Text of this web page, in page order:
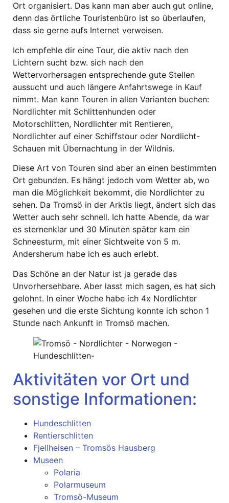
Ort organisiert. Das kann man aber auch gut online,
denn das örtliche Touristenbüro ist so überlaufen,
dass sie gerne aufs Internet verweisen.
Ich empfehle dir eine Tour, die aktiv nach den
Lichtern sucht bzw. sich nach den
Wettervorhersagen entsprechende gute Stellen
aussucht und auch längere Anfahrtswege in Kauf
nimmt. Man kann Touren in allen Varianten buchen:
Nordlichter mit Schlittenhunden oder
Motorschlitten, Nordlichter mit Rentieren,
Nordlichter auf einer Schiffstour oder Nordlicht-
Schauen mit Übernachtung in der Wildnis.
Diese Art von Touren sind aber an einen bestimmten
Ort gebunden. Es hängt jedoch vom Wetter ab, wo
man die Möglichkeit bekommt, die Nordlichter zu
sehen. Da Tromsö in der Arktis liegt, ändert sich das
Wetter auch sehr schnell. Ich hatte Abende, da war
es sternenklar und 30 Minuten später kam ein
Schneesturm, mit einer Sichtweite von 5 m.
Andersherum habe ich es auch erlebt.
Das Schöne an der Natur ist ja gerade das
Unvorhersehbare. Aber lasst mich sagen, es hat sich
gelohnt. In einer Woche habe ich 4x Nordlichter
gesehen und die erste Sichtung konnte ich schon 1
Stunde nach Ankunft in Tromsö machen.
Aktivitäten vor Ort und
sonstige Informationen:
Hundeschlitten
Rentierschlitten
Fjellheisen – Tromsös Hausberg
Museen
Polaria
Polarmuseum
Tromsö-Museum